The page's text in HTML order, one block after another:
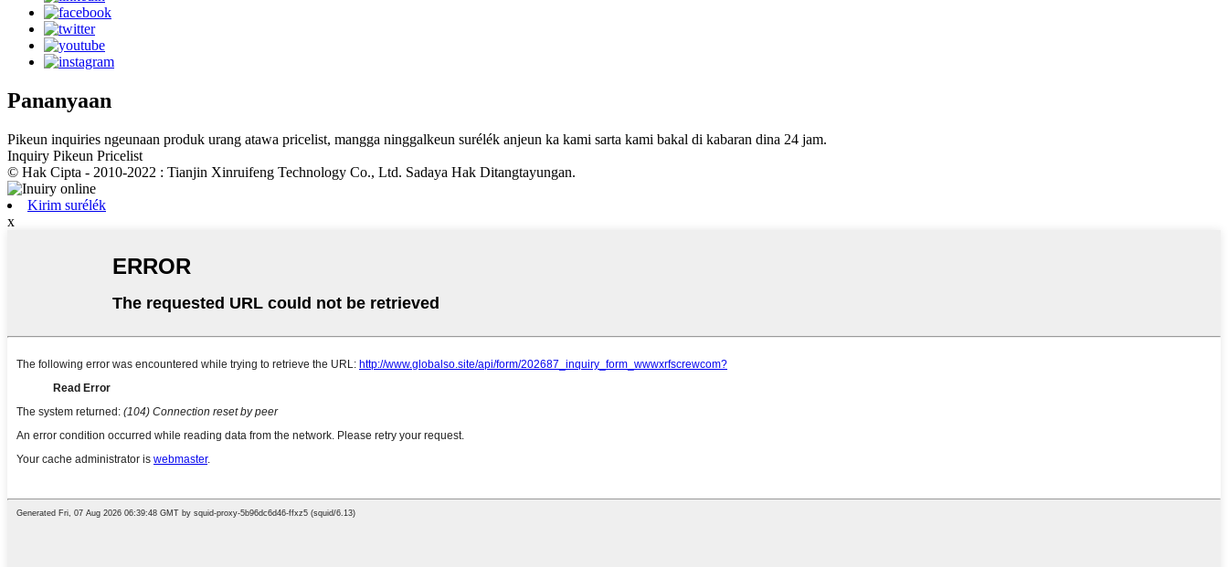
Pananyaan
Pikeun inquiries ngeunaan produk urang atawa pricelist, mangga ninggalkeun surélék anjeun ka kami sarta kami bakal di kabaran dina 24 jam.
Inquiry Pikeun Pricelist
© Hak Cipta - 2010-2022 : Tianjin Xinruifeng Technology Co., Ltd. Sadaya Hak Ditangtayungan.
Kirim surélék
x